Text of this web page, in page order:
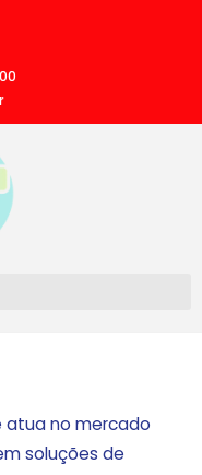
atua no mercado
soluções de